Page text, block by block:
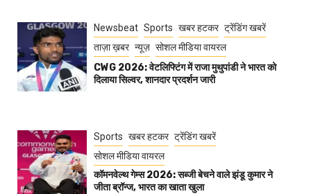
Newsbeat Sports खबर हटकर ट्रेंडिंग खबरें
ताज़ा ख़बर न्यूज़ सोशल मीडिया वायरल
CWG 2026: वेटलिफ्टिंग में राजा मुथुपांडी ने भारत को
दिलाया सिल्वर, शानदार प्रदर्शन जारी
Sports खबर हटकर ट्रेंडिंग खबरें
सोशल मीडिया वायरल
कॉमनवेल्थ गेम्स 2026: सब्जी बेचने वाले झंडू कुमार ने
जीता ब्रॉन्ज, भारत का खाता खुला